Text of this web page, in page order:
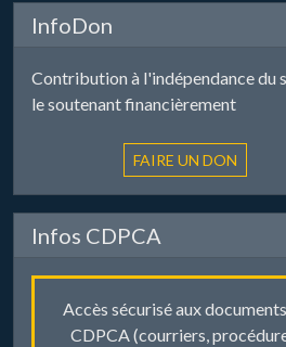
InfoDon
Contribution à l'indépendance du
le soutenant financièrement
Infos CDPCA
Accès sécurisé aux
CDPCA (courriers,